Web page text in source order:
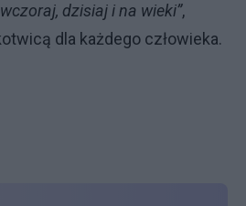
dzisiaj i na wieki”,
dla każdego człowieka.